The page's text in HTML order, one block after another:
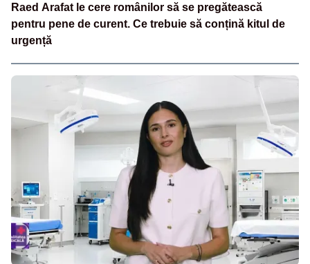
Raed Arafat le cere românilor să se pregătească
pentru pene de curent. Ce trebuie să conțină kitul de
urgență